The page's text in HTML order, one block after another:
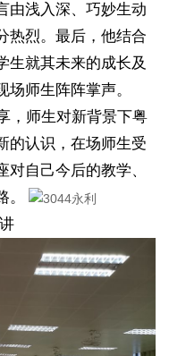
由浅入深、巧妙生动
热烈。最后，他结合
生就其未来的成长及
师生阵阵掌声。
师生对新背景下粤
的认识，在场师生受
自己今后的教学、